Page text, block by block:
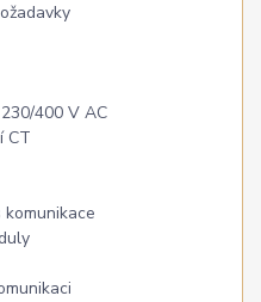
400 V AC
CT